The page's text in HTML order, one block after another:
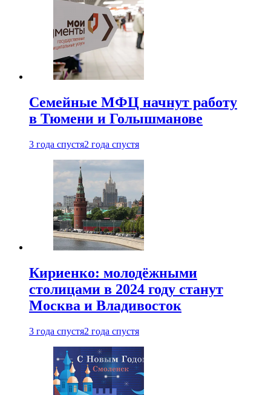
Семейные МФЦ начнут работу
в Тюмени и Голышманове
3 года спустя2 года спустя
Кириенко: молодёжными
столицами в 2024 году станут
Москва и Владивосток
3 года спустя2 года спустя